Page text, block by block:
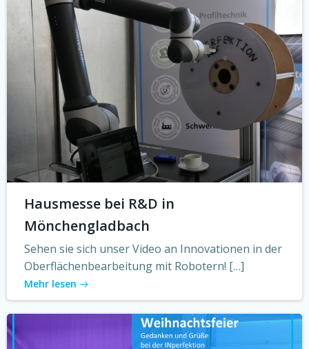
Hausmesse bei R&D in
Mönchengladbach
Sehen sie sich unser Video an Innovationen in der
Oberflächenbearbeitung mit Robotern! […]
Mehr lesen